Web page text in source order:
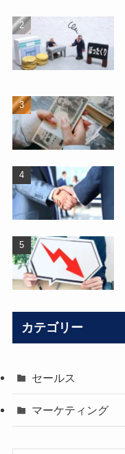
カテゴリー
セールス
マーケティング